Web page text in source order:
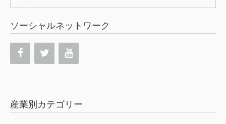
索:
ソーシャルネットワーク
産業別カテゴリー